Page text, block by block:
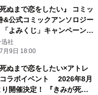
報も盛りだくさん！
死ぬまで恋をしたい』 コミッ
&公式コミックアンソロジー
よみくじ」キャンペーン実
社
月9日 18:00
死ぬまで恋をしたい×アトレ
ラボイベント 2026年8月
開催決定！ 『きみが死ぬ